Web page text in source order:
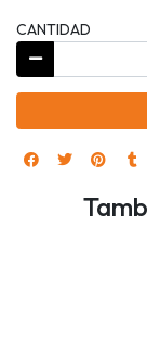
CANTIDAD